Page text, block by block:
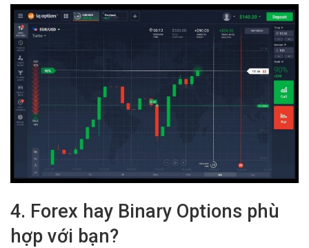
4. Forex hay Binary Options phù
hợp với bạn?